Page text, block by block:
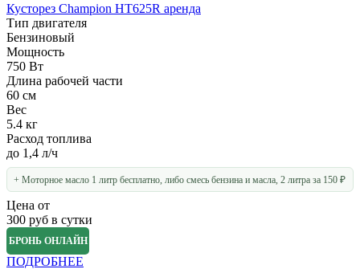
Кусторез Champion HT625R аренда
Тип двигателя
Бензиновый
Мощность
750 Вт
Длина рабочей части
60 см
Вес
5.4 кг
Расход топлива
до 1,4 л/ч
+ Моторное масло 1 литр бесплатно, либо смесь бензина и масла, 2 литра за 150 ₽
Цена от
300 руб в сутки
БРОНЬ ОНЛАЙН
ПОДРОБНЕЕ